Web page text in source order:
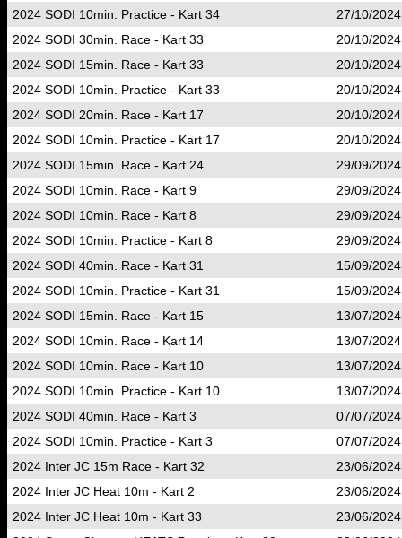
2024 SODI 10min. Practice - Kart 34
27/10/
2024 SODI 30min. Race - Kart 33
20/10/
2024 SODI 15min. Race - Kart 33
20/10/
2024 SODI 10min. Practice - Kart 33
20/10/
2024 SODI 20min. Race - Kart 17
20/10/
2024 SODI 10min. Practice - Kart 17
20/10/
2024 SODI 15min. Race - Kart 24
29/09/
2024 SODI 10min. Race - Kart 9
29/09/
2024 SODI 10min. Race - Kart 8
29/09/
2024 SODI 10min. Practice - Kart 8
29/09/
2024 SODI 40min. Race - Kart 31
15/09/
2024 SODI 10min. Practice - Kart 31
15/09/
2024 SODI 15min. Race - Kart 15
13/07/
2024 SODI 10min. Race - Kart 14
13/07/
2024 SODI 10min. Race - Kart 10
13/07/
2024 SODI 10min. Practice - Kart 10
13/07/
2024 SODI 40min. Race - Kart 3
07/07/
2024 SODI 10min. Practice - Kart 3
07/07/
2024 Inter JC 15m Race - Kart 32
23/06/
2024 Inter JC Heat 10m - Kart 2
23/06/
2024 Inter JC Heat 10m - Kart 33
23/06/